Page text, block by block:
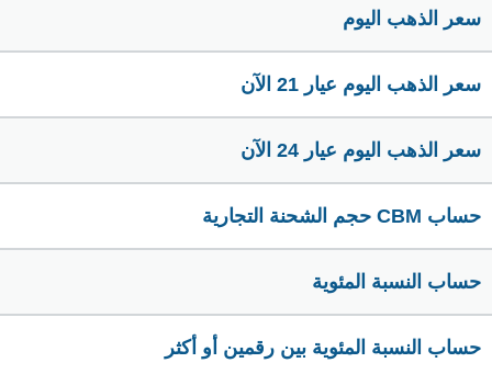
سعر الذهب اليوم
سعر الذهب اليوم عيار 21 الآن
سعر الذهب اليوم عيار 24 الآن
حساب CBM حجم الشحنة التجارية
حساب النسبة المئوية
حساب النسبة المئوية بين رقمين أو أكثر